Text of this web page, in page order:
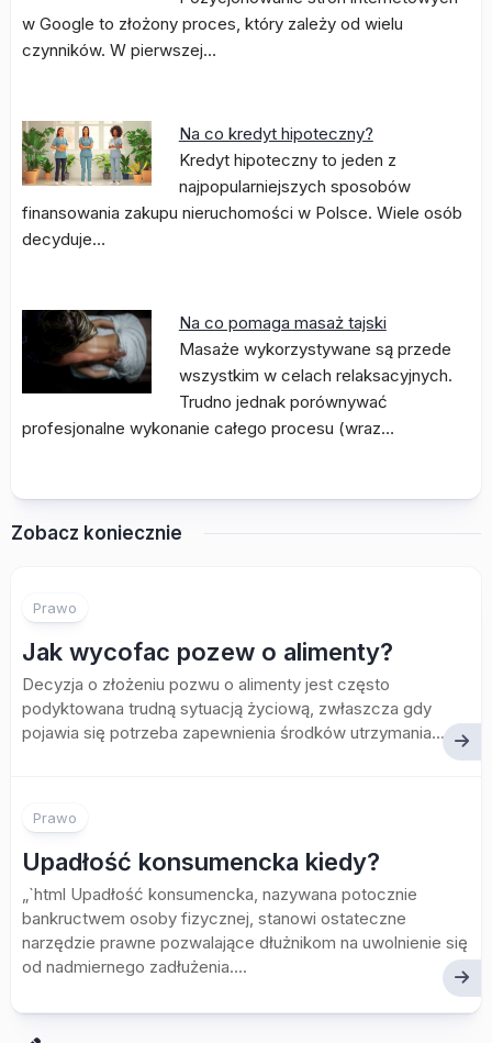
w Google to złożony proces, który zależy od wielu
czynników. W pierwszej…
Na co kredyt hipoteczny?
Kredyt hipoteczny to jeden z
najpopularniejszych sposobów
finansowania zakupu nieruchomości w Polsce. Wiele osób
decyduje…
Na co pomaga masaż tajski
Masaże wykorzystywane są przede
wszystkim w celach relaksacyjnych.
Trudno jednak porównywać
profesjonalne wykonanie całego procesu (wraz…
Zobacz koniecznie
Prawo
Jak wycofac pozew o alimenty?
Decyzja o złożeniu pozwu o alimenty jest często
podyktowana trudną sytuacją życiową, zwłaszcza gdy
pojawia się potrzeba zapewnienia środków utrzymania...
Prawo
Upadłość konsumencka kiedy?
„`html Upadłość konsumencka, nazywana potocznie
bankructwem osoby fizycznej, stanowi ostateczne
narzędzie prawne pozwalające dłużnikom na uwolnienie się
od nadmiernego zadłużenia....